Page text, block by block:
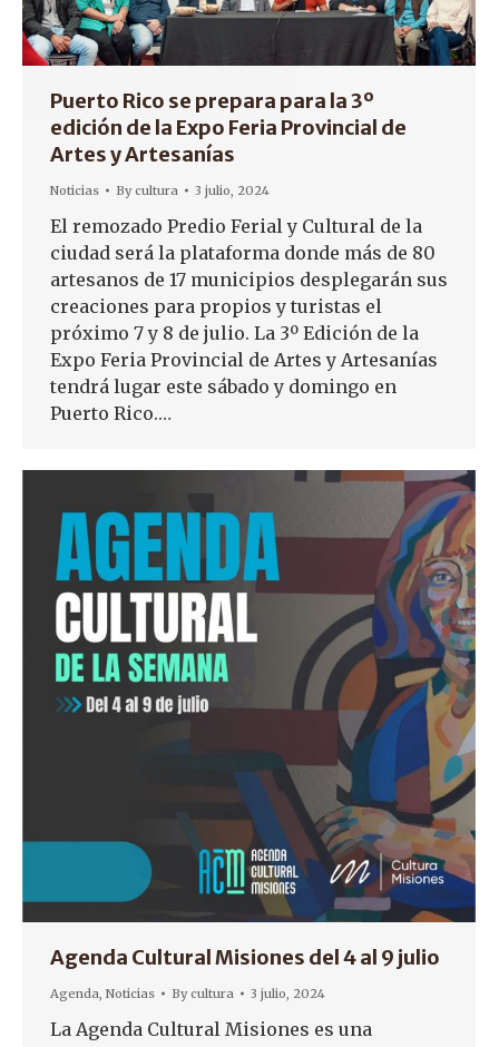
Puerto Rico se prepara para la 3º
edición de la Expo Feria Provincial de
Artes y Artesanías
Noticias Bycultura 3 julio, 2024
El remozado Predio Ferial y Cultural de la
ciudad será la plataforma donde más de 80
artesanos de 17 municipios desplegarán sus
creaciones para propios y turistas el
próximo 7 y 8 de julio. La 3º Edición de la
Expo Feria Provincial de Artes y Artesanías
tendrá lugar este sábado y domingo en
Puerto Rico.…
Agenda Cultural Misiones del 4 al 9 julio
Agenda, Noticias Bycultura 3 julio, 2024
La Agenda Cultural Misiones es una